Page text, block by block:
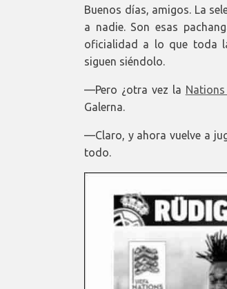
Buenos días, amigos. La
a nadie. Son esas
oficialidad a lo que toda
siguen siéndolo.
—Pero ¿otra vez la
Galerna.
—Claro, y ahora vuelve a
todo.